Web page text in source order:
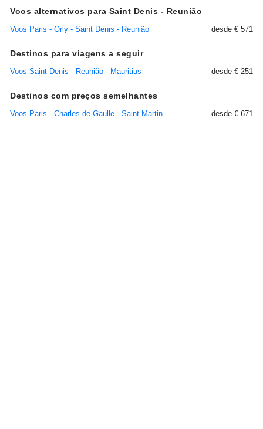
Voos alternativos para Saint Denis - Reunião
Voos Paris - Orly - Saint Denis - Reunião desde € 571
Destinos para viagens a seguir
Voos Saint Denis - Reunião - Mauritius desde € 251
Destinos com preços semelhantes
Voos Paris - Charles de Gaulle - Saint Martin desde € 671